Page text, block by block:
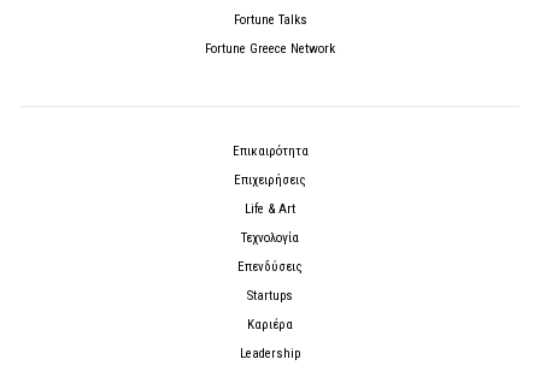
Fortune Talks
Fortune Greece Network
Επικαιρότητα
Επιχειρήσεις
Life & Art
Τεχνολογία
Επενδύσεις
Startups
Καριέρα
Leadership